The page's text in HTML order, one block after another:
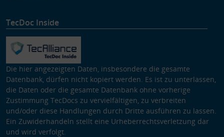
TecDoc Inside
Die hier angezeigten Daten, insbesondere die gesamte
Datenbank, dürfen nicht kopiert werden. Es ist zu unterlassen,
die Daten oder die gesamte Datenbank ohne vorherige
Zustimmung TecDocs zu vervielfältigen, zu verbreiten
und/oder diese Handlungen durch Dritte ausführen zu lassen.
Ein Zuwiderhandeln stellt eine Urheberrechtsverletzung dar
und wird verfolgt.